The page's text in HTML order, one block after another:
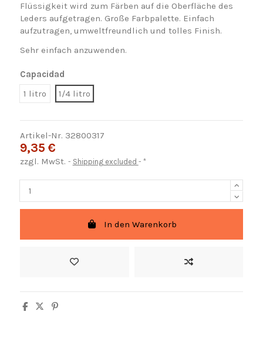
Flüssigkeit wird zum Färben auf die Oberfläche des
Leders aufgetragen. Große Farbpalette. Einfach
aufzutragen, umweltfreundlich und tolles Finish.
Sehr einfach anzuwenden.
Capacidad
1 litro
1/4 litro
Artikel-Nr. 32800317
9,35 €
zzgl. MwSt. Shipping excluded *
In den Warenkorb